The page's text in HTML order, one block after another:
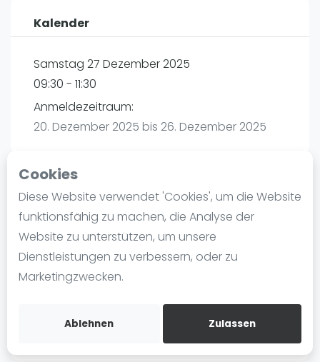
Cookies
Diese Website verwendet 'Cookies', um die Website
funktionsfähig zu machen, die Analyse der
Website zu unterstützen, um unsere
Dienstleistungen zu verbessern, oder zu
Marketingzwecken.
Ablehnen Zulassen
Playtomic
Ranking
Männer
Frauen
FIP Männer
Blog
Die Geschichte von Padel
Regeln und Punktzählung
Padel Schläge
Video
Kalender
Samstag 27 Dezember 2025
09:30 - 11:30
Anmeldezeitraum:
20. Dezember 2025 bis 26. Dezember 2025
Playtomic
Padel Seasons | München
Paul-Ehrlich-Weg 6
80999München
playtomic.io